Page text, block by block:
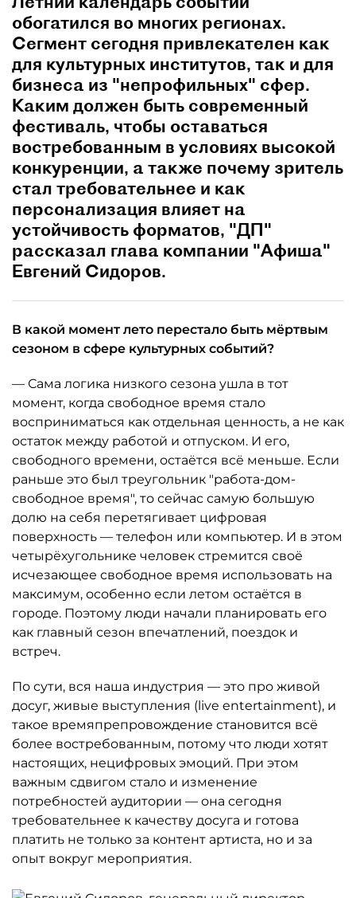
обогатился во многих регионах.
Сегмент сегодня привлекателен как
для культурных институтов, так и для
бизнеса из "непрофильных" сфер.
Каким должен быть современный
фестиваль, чтобы оставаться
востребованным в условиях высокой
конкуренции, а также почему зритель
стал требовательнее и как
персонализация влияет на
устойчивость форматов, "ДП"
рассказал глава компании "Афиша"
Евгений Сидоров.
В какой момент лето перестало быть мёртвым
сезоном в сфере культурных событий?
— Сама логика низкого сезона ушла в тот
момент, когда свободное время стало
восприниматься как отдельная ценность, а не как
остаток между работой и отпуском. И его,
свободного времени, остаётся всё меньше. Если
раньше это был треугольник "работа-дом-
свободное время", то сейчас самую большую
долю на себя перетягивает цифровая
поверхность — телефон или компьютер. И в этом
четырёхугольнике человек стремится своё
исчезающее свободное время использовать на
максимум, особенно если летом остаётся в
городе. Поэтому люди начали планировать его
как главный сезон впечатлений, поездок и
встреч.
По сути, вся наша индустрия — это про живой
досуг, живые выступления (live entertainment), и
такое времяпрепровождение становится всё
более востребованным, потому что люди хотят
настоящих, нецифровых эмоций. При этом
важным сдвигом стало и изменение
потребностей аудитории — она сегодня
требовательнее к качеству досуга и готова
платить не только за контент артиста, но и за
опыт вокруг мероприятия.